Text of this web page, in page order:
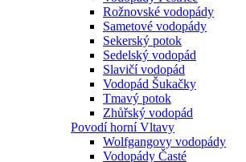
Rožnovské vodopády
Sametové vodopády
Sekerský potok
Sedelský vodopád
Slavičí vodopád
Vodopád Šukačky
Tmavý potok
Zhůřský vodopád
Povodí horní Vltavy
Wolfgangovy vodopády
Vodopády Časté